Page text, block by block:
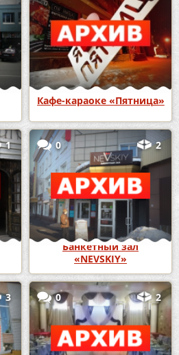
Кафе-караоке «Пятница»
1 0 2
Банкетный зал
«NEVSKIY»
3 0 2